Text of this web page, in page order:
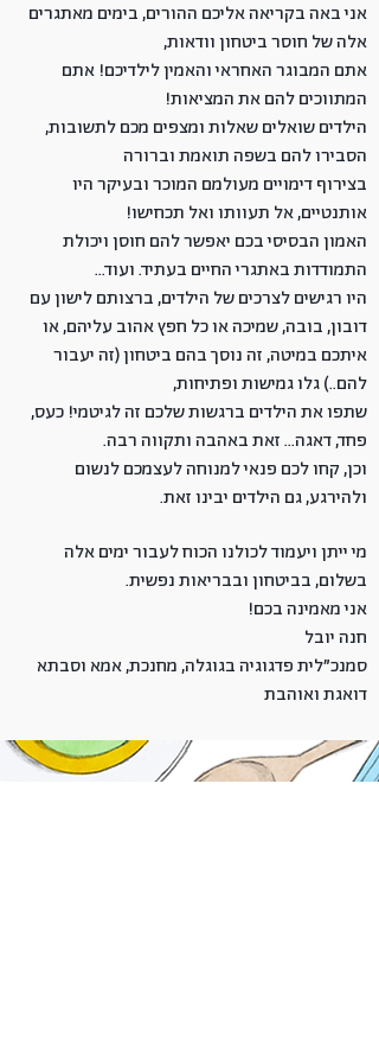
אני באה בקריאה אליכם ההורים, בימים מאתגרים
אלה של חוסר ביטחון וודאות,
אתם המבוגר האחראי והאמין לילדיכם! אתם
המתווכים להם את המציאות!
הילדים שואלים שאלות ומצפים מכם לתשובות,
הסבירו להם בשפה תואמת וברורה
בצירוף דימויים מעולמם המוכר ובעיקר היו
אותנטיים, אל תעוותו ואל תכחישו!
האמון הבסיסי בכם יאפשר להם חוסן ויכולת
התמודדות באתגרי החיים בעתיד. ועוד...
היו רגישים לצרכים של הילדים, ברצותם לישון עם
דובון, בובה, שמיכה או כל חפץ אהוב עליהם, או
איתכם במיטה, זה נוסך בהם ביטחון (זה יעבור
להם..) גלו גמישות ופתיחות,
שתפו את הילדים ברגשות שלכם זה לגיטמי! כעס,
פחד, דאגה... זאת באהבה ותקווה רבה.
וכן, קחו לכם פנאי למנוחה לעצמכם לנשום
ולהירגע, גם הילדים יבינו זאת.
מי ייתן ויעמוד לכולנו הכוח לעבור ימים אלה
בשלום, בביטחון ובבריאות נפשית.
אני מאמינה בכם!
חנה יובל
סמנכ״לית פדגוגיה בגוגלה, מחנכת, אמא וסבתא
דואגת ואוהבת